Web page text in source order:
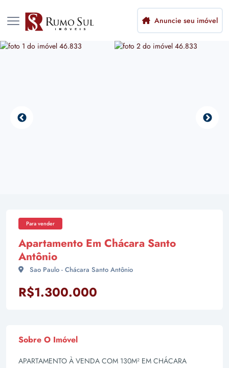
Anuncie seu imóvel
Para vender
Apartamento Em Chácara Santo
Antônio
Sao Paulo - Chácara Santo Antônio
R$1.300.000
Sobre O Imóvel
APARTAMENTO À VENDA COM 130M² EM CHÁCARA